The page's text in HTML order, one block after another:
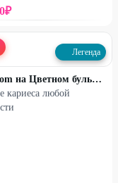
₽
Легенда
Tvoi Stom на Цветном бульваре
кариеса любой